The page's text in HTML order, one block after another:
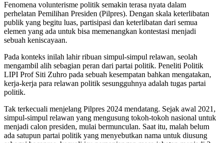
Fenomena volunterisme politik semakin terasa nyata dalam
perhelatan Pemilihan Presiden (Pilpres). Dengan skala keterlibatan
publik yang begitu luas, partisipasi dan keterlibatan dari semua
elemen yang ada untuk bisa memenangkan kontestasi menjadi
sebuah keniscayaan.
Pada konteks inilah lahir ribuan simpul-simpul relawan, seolah
mengambil alih sebagian peran dari partai politik. Peneliti Politik
LIPI Prof Siti Zuhro pada sebuah kesempatan bahkan mengatakan,
kerja-kerja para relawan politik sesungguhnya adalah tugas partai
politik.
Tak terkecuali menjelang Pilpres 2024 mendatang. Sejak awal 2021,
simpul-simpul relawan yang mengusung tokoh-tokoh nasional untuk
menjadi calon presiden, mulai bermunculan. Saat itu, malah belum
ada satupun partai politik yang menyebutkan nama untuk diusung